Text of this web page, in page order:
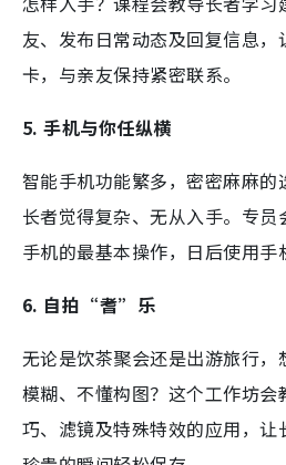
友、发布日常动态及回复信息，
卡，与亲友保持紧密联系。
5. 手机与你任纵横
智能手机功能繁多，密密麻麻的
长者觉得复杂、无从入手。专
手机的最基本操作，日后使用手
6. 自拍“耆”乐
无论是饮茶聚会还是出游旅行
模糊、不懂构图？这个工作坊会
巧、滤镜及特殊特效的应用，让